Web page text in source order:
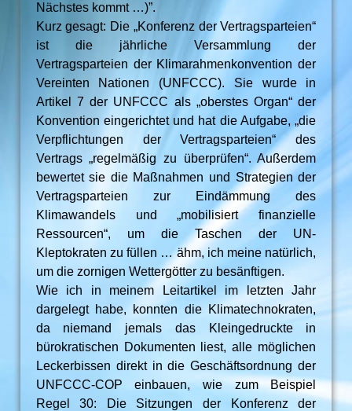
Nächstes kommt …)”.
Kurz gesagt: Die „Konferenz der Vertragsparteien“
ist die jährliche Versammlung der
Vertragsparteien der Klimarahmenkonvention der
Vereinten Nationen (UNFCCC). Sie wurde in
Artikel 7 der UNFCCC als „oberstes Organ“ der
Konvention eingerichtet und hat die Aufgabe, „die
Verpflichtungen der Vertragsparteien“ des
Vertrags „regelmäßig zu überprüfen“. Außerdem
bewertet sie die Maßnahmen und Strategien der
Vertragsparteien zur Eindämmung des
Klimawandels und „mobilisiert finanzielle
Ressourcen“, um die Taschen der UN-
Kleptokraten zu füllen … ähm, ich meine natürlich,
um die zornigen Wettergötter zu besänftigen.
Wie ich in meinem Leitartikel im letzten Jahr
dargelegt habe, konnten die Klimatechnokraten,
da niemand jemals das Kleingedruckte in
bürokratischen Dokumenten liest, alle möglichen
Leckerbissen direkt in die Geschäftsordnung der
UNFCCC-COP einbauen, wie zum Beispiel
Regel 30: Die Sitzungen der Konferenz der